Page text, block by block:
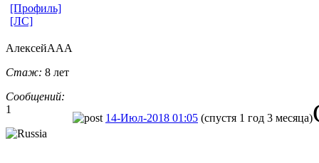
[Профиль]
[ЛС]
АлексейААА
Стаж: 8 лет
Сообщений:
1
14-Июл-2018 01:05 (спустя 1 год 3 месяца)